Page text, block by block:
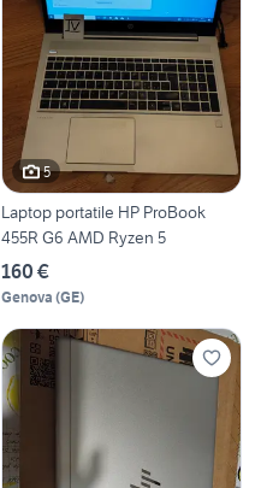
5
Laptop portatile HP ProBook
455R G6 AMD Ryzen 5
160 €
Genova (GE)